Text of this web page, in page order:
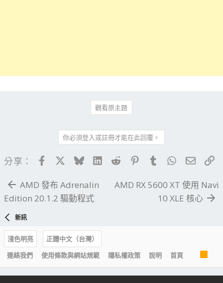
觀看原主題
你必須登入或註冊才能在此回覆。
分享： FacebookBlueskyLinkedIn
Reddit PinterestTumblrWhatsApp
電子
AMD 發布 Adrenalin
Edition 20.1.2 驅動程式
AMD RX 5600 XT 使用 Navi
10 XLE 核心
新訊
淺色明亮
正體中文（台灣）
連絡我們
使用條款與網站規範 隱私權政策 說明 首頁
R
S
S